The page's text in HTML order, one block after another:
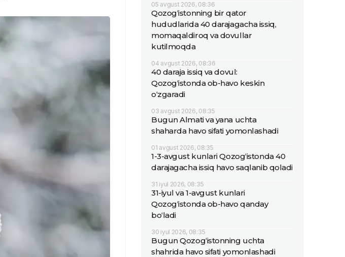
05 avgust 2026, 08:36
Qozog‘istonning bir qator
hududlarida 40 darajagacha issiq,
momaqaldiroq va dovullar
kutilmoqda
04 avgust 2026, 08:36
40 daraja issiq va dovul:
Qozog‘istonda ob-havo keskin
o‘zgaradi
03 avgust 2026, 08:35
Bugun Almati va yana uchta
shaharda havo sifati yomonlashadi
01 avgust 2026, 08:35
1-3-avgust kunlari Qozog‘istonda 40
darajagacha issiq havo saqlanib qoladi
31 iyul 2026, 08:35
31-iyul va 1-avgust kunlari
Qozog‘istonda ob-havo qanday
bo‘ladi
30 iyul 2026, 08:35
Bugun Qozog‘istonning uchta
shahrida havo sifati yomonlashadi